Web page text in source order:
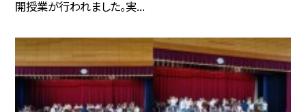
開授業が行われました。実...